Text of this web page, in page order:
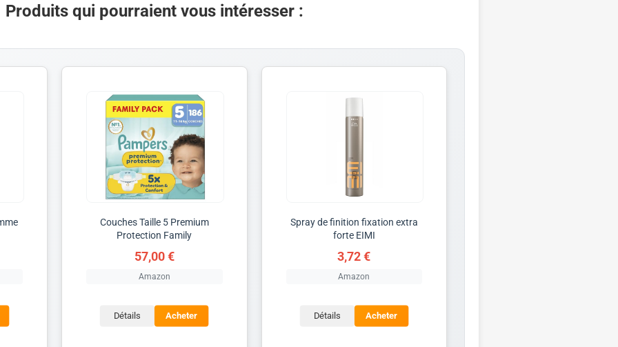
Produits qui pourraient vous intéresser :
Couches Taille 5 Premium
Protection Family
57,00 €
Amazon
Détails Acheter
Spray de finition fixation extra
forte EIMI
3,72 €
Amazon
Détails Acheter